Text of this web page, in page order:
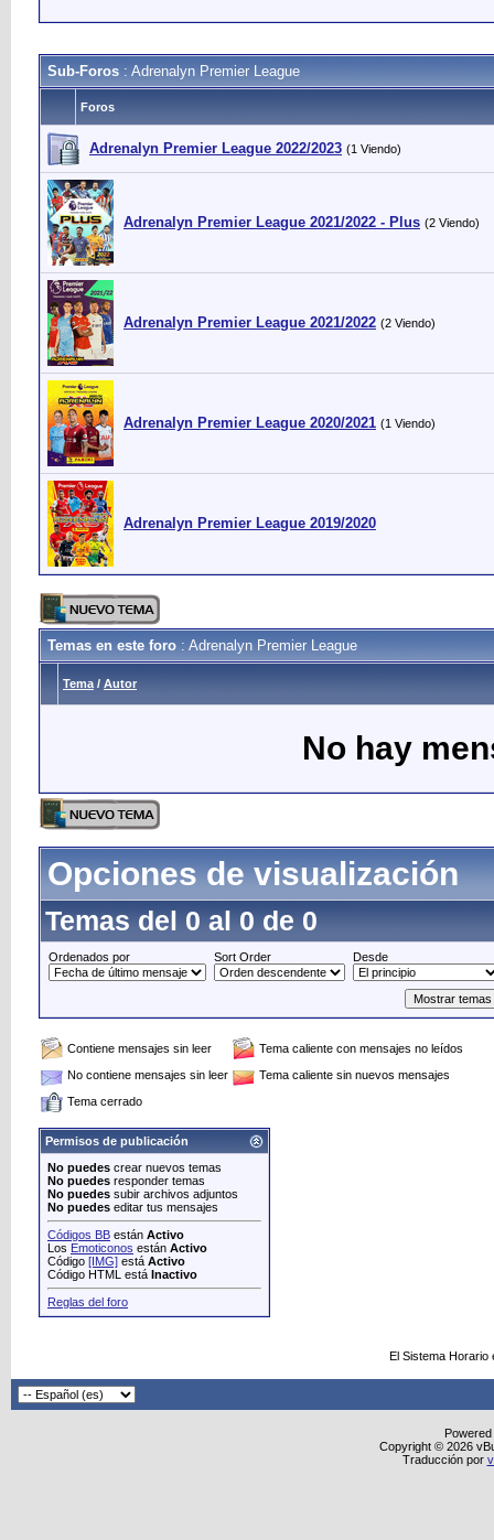
Sub-Foros : Adrenalyn Premier League
Foros
Adrenalyn Premier League 2022/2023 (1 Viendo)
Adrenalyn Premier League 2021/2022 - Plus (2 Viendo)
Adrenalyn Premier League 2021/2022 (2 Viendo)
Adrenalyn Premier League 2020/2021 (1 Viendo)
Adrenalyn Premier League 2019/2020
Temas en este foro : Adrenalyn Premier League
Tema / Autor
No hay
Opciones de visualización
Temas del 0 al 0 de 0
Ordenados por Sort Order Desde
Contiene mensajes sin leer
Tema caliente con mensajes no leídos
No contiene mensajes sin leer
Tema caliente sin nuevos mensajes
Tema cerrado
Permisos de publicación
No puedes crear nuevos temas
No puedes responder temas
No puedes subir archivos adjuntos
No puedes editar tus mensajes
Códigos BB están Activo
Los Emoticonos están Activo
Código [IMG] está Activo
Código HTML está Inactivo
Reglas del foro
El Sistema
Copyright © 2026
Traducción por